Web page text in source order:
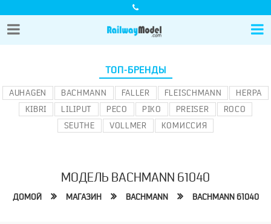
ТОП-БРЕНДЫ
AUHAGEN BACHMANN FALLER FLEISCHMANN
HERPA
KIBRI
LILIPUT PECO PIKO PREISER
ROCO
SEUTHE
VOLLMER КОМИССИЯ
МОДЕЛЬ BACHMANN 61040
ДОМОЙ МАГАЗИН BACHMANN BACHMANN 61040